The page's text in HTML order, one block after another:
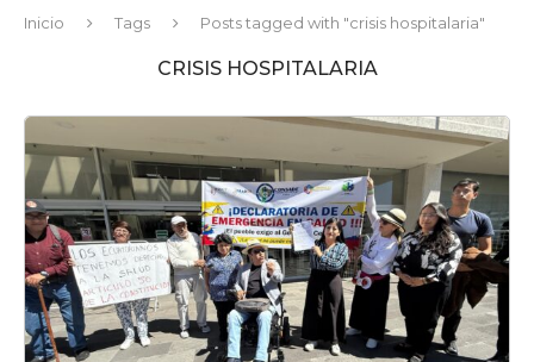
Inicio Tags Posts tagged with "crisis hospitalaria"
CRISIS HOSPITALARIA